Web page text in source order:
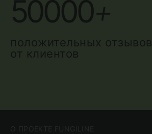
50000+
положительных отзывов
от клиентов